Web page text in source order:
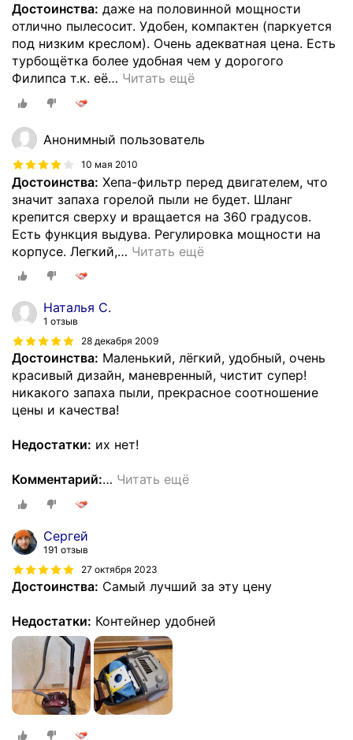
Достоинства: даже на половинной мощности
отлично пылесосит. Удобен, компактен (паркуется
под низким креслом). Очень адекватная цена. Есть
турбощётка более удобная чем у дорогого
Филипса т.к. её… Читать ещё
Анонимный пользователь
10 мая 2010
Достоинства: Хепа-фильтр перед двигателем, что
значит запаха горелой пыли не будет. Шланг
крепится сверху и вращается на 360 градусов.
Есть функция выдува. Регулировка мощности на
корпусе. Легкий,… Читать ещё
Наталья С.
1 отзыв
28 декабря 2009
Достоинства: Маленький, лёгкий, удобный, очень
красивый дизайн, маневренный, чистит супер!
никакого запаха пыли, прекрасное соотношение
цены и качества!
Недостатки: их нет!
Комментарий:… Читать ещё
Сергей
191 отзыв
27 октября 2023
Достоинства: Самый лучший за эту цену
Недостатки: Контейнер удобней